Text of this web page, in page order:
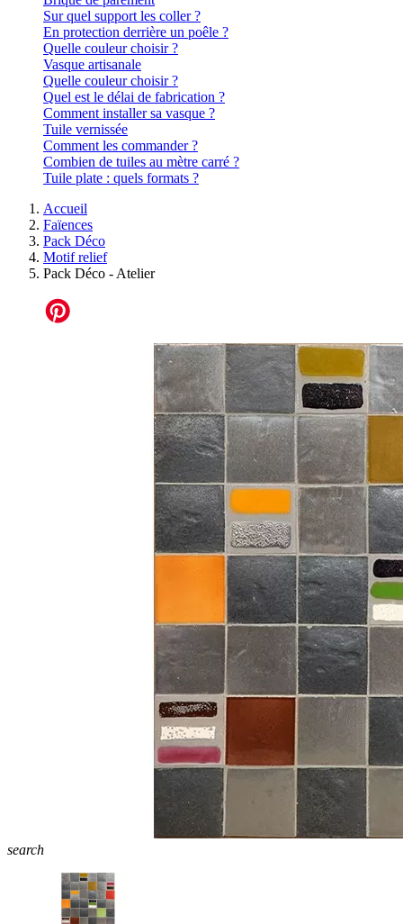
Sur quel support les coller ?
En protection derrière un poêle ?
Quelle couleur choisir ?
Vasque artisanale
Quelle couleur choisir ?
Quel est le délai de fabrication ?
Comment installer sa vasque ?
Tuile vernissée
Comment les commander ?
Combien de tuiles au mètre carré ?
Tuile plate : quels formats ?
Accueil
Faïences
Pack Déco
Motif relief
Pack Déco - Atelier
search